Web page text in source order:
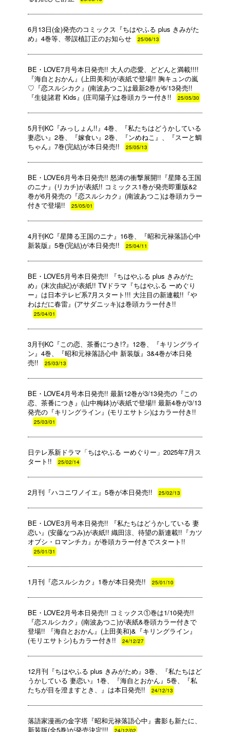
6月13日(金)発売のコミックス『ちはやふる plus きみがた
め』4巻等、帯誤植訂正のお知らせ
25/06/13
BE・LOVE7月号本日発売!! 大人の恋愛、どどんと満載!!!!
『海自とおかん』(上田美和)が表紙で登場!! 胸キュンの嵐
♡『恋スルシカク』(南波あつこ)は最新2巻が6/13発売!!
『生徒諸君 Kids』(庄司陽子)は巻頭カラー付き!!
25/05/30
5月刊KC『みっしょん!!』4巻、『私たちはどうかしている
妻恋い』2巻、『嫁食い』2巻、『ンめねこ』、『スーと鯛
ちゃん』7巻(完結)が本日発売!!
25/05/13
BE・LOVE6月号本日発売!! 怒涛の衝撃展開!!『星降る王国
のニナ』(リカチ)が表紙!! コミックス1巻が発売即重版&2
巻が6月発売の『恋スルシカク』(南波あつこ)は巻頭カラー
付きで登場!!
25/05/01
4月刊KC『星降る王国のニナ』16巻、『昭和元禄落語心中
新装版』5巻(完結)が本日発売!!
25/04/11
BE・LOVE5月号本日発売!! 『ちはやふる plus きみがた
め』(末次由紀)が表紙!! TVドラマ『ちはやふる ーめぐり
ー』は日本テレビ系7月スタート!!! 大注目の新連載!!『や
わはだに春雷』(アサダニッキ)は巻頭カラー付き!!
25/04/01
3月刊KC『この恋、茶番につき!?』12巻、『キリングライ
ン』4巻、『昭和元禄落語心中 新装版』3&4巻が本日発
売!!
25/03/13
BE・LOVE4月号本日発売!! 最新12巻が3/13発売の『この
恋、茶番につき』(山中梅鉢)が表紙で登場!! 最新4巻が3/13
発売の『キリングライン』(モリエサトシ)はカラー付き!!
25/03/01
日テレ系新ドラマ「ちはやふる ーめぐりー」2025年7月ス
タート!!
25/02/14
2月刊『ハコニワノイエ』5巻が本日発売!! 25/02/13
BE・LOVE3月号本日発売!! 『私たちはどうかしている 妻
恋い』(安藤なつみ)が表紙!! 織田涼、待望の新連載!!『カツ
オブシ・ロマンチカ』が巻頭カラー付きでスタート!!
25/01/31
1月刊『恋スルシカク』1巻が本日発売!! 25/01/10
BE・LOVE2月号本日発売!! コミックス①巻は1/10発売!!
『恋スルシカク』(南波あつこ)が表紙&巻頭カラー付きで
登場!! 『海自とおかん』(上田美和)&『キリングライン』
(モリエサトシ)もカラー付き!!
24/12/27
12月刊『ちはやふる plus きみがため』3巻、『私たちはど
うかしている 妻恋い』1巻、『海自とおかん』5巻、『私
たちが目を澄ますとき、』は本日発売!!
24/12/13
落語家漫画の金字塔『昭和元禄落語心中』書影も新たに、
新装版(全5巻)が発売決定!!!